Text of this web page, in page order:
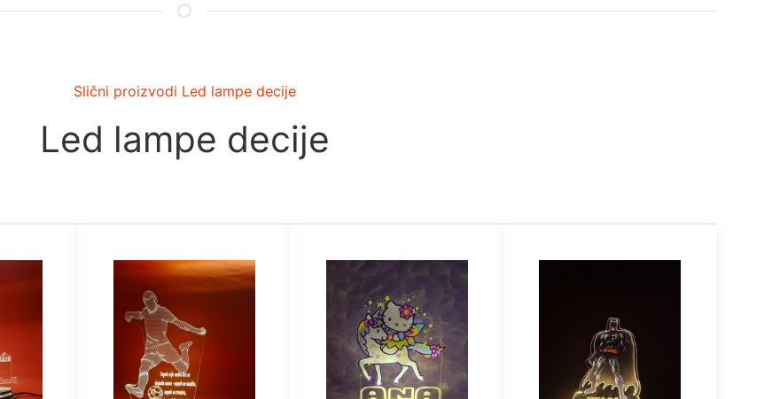
Slični proizvodi Led lampe decije
Led lampe decije